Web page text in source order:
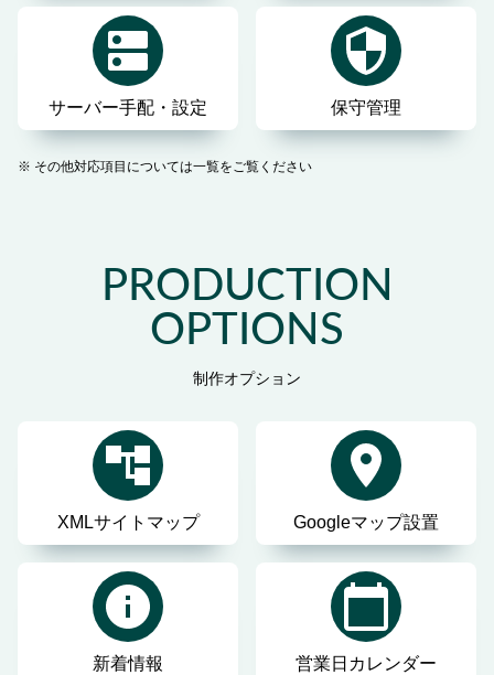
サーバー手配・設定 保守管理
その他対応項目については一覧をご覧ください
PRODUCTION
OPTIONS
制作オプション
XMLサイトマップ Googleマップ設置
新着情報 営業日カレンダー